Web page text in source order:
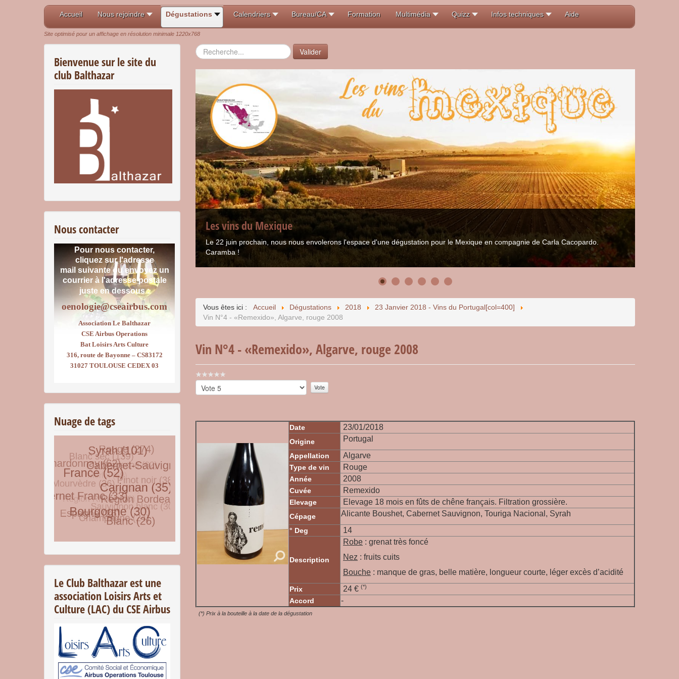
Accueil Nous rejoindre Dégustations Calendriers Bureau/CA Formation Multimédia Quizz Infos techniques Aide
Site optimisé pour un affichage en résolution minimale 1220x768
Bienvenue sur le site du
club Balthazar
Nous contacter
Pour nous contacter,
cliquez sur l'adresse
mail suivante ou envoyez un
courrierà l'adresse postale
juste en dessous :
oenologie@cseairbus.com
Association Le Balthazar
CSE Airbus Operations
Bat Loisirs Arts Culture
316, route de Bayonne – CS83172
31027 TOULOUSE CEDEX 03
Nuage de tags
Le Club Balthazar est une
association Loisirs Arts et
Culture (LAC) du CSE Airbus
Rechercher Valider
Les vins du Mexique
Le 22 juin prochain, nous nous envolerons l'espace d'une dégustation pour le Mexique en compagnie de Carla Cacopardo.
Caramba !
Vous êtes ici : Accueil Dégustations 2018
23 Janvier 2018 - Vins du Portugal[col=400]
Vin N°4 - «Remexido», Algarve, rouge 2008
Vin N°4 - «Remexido», Algarve, rouge 2008
Vote
utilisateur:
Veuillez
voter
Date 23/01/2018
Origine Portugal
Appellation Algarve
Type de vin Rouge
Année 2008
Cuvée Remexido
Elevage Elevage 18 mois en fûts de chêne français. Filtration grossière.
Cépage Alicante Boushet, Cabernet Sauvignon, Touriga Nacional, Syrah
° Deg 14
Description
Robe : grenat très foncé
Nez : fruits cuits
Bouche : manque de gras, belle matière, longueur courte, léger excès d’acidité
Prix 24 € (*)
Accord -
(*) Prix à la bouteille à la date de la dégustation